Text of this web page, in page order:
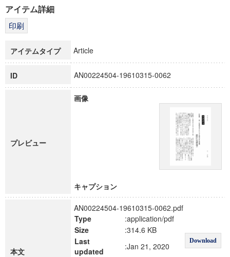
科学研究費補助金研究成果報告書
博士課程教育リーディングプログラム「超成熟社会発展のサ
アイテム詳細
アイテムタイプ Article
ID AN00224504-19610315-0062
プレビュー
画像
キャプション
本文
AN00224504-19610315-0062.pdf
Type
:application/pdf
Download
Size
:314.6 KB
Last
updated
:Jan 21, 2020